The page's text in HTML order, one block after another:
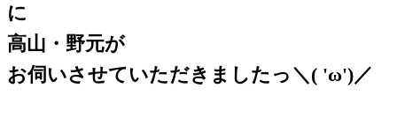
に
高山・野元が
お伺いさせていただきましたっ＼( 'ω')／